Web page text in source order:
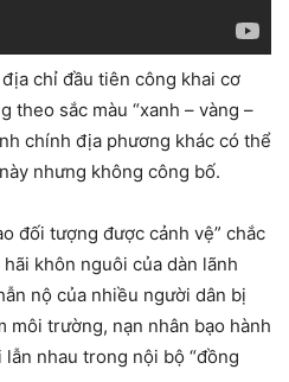
chỉ đầu tiên công khai cơ
theo sắc màu “xanh – vàng –
chính địa phương khác có thể
nhưng không công bố.
đối tượng được cảnh vệ” chắc
khôn nguôi của dàn lãnh
nộ của nhiều người dân bị
môi trường, nạn nhân bạo hành
nhau trong nội bộ “đồng